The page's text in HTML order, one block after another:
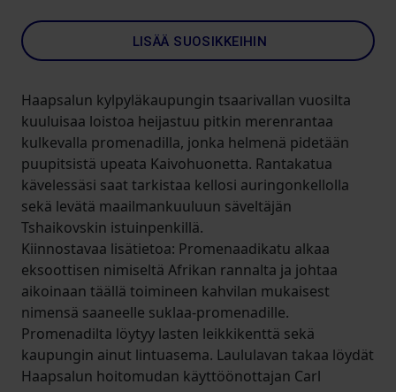
LISÄÄ SUOSIKKEIHIN
Haapsalun kylpyläkaupungin tsaarivallan vuosilta
kuuluisaa loistoa heijastuu pitkin merenrantaa
kulkevalla promenadilla, jonka helmenä pidetään
puupitsistä upeata Kaivohuonetta. Rantakatua
kävelessäsi saat tarkistaa kellosi auringonkellolla
sekä levätä maailmankuuluun säveltäjän
Tshaikovskin istuinpenkillä.
Kiinnostavaa lisätietoa: Promenaadikatu alkaa
eksoottisen nimiseltä Afrikan rannalta ja johtaa
aikoinaan täällä toimineen kahvilan mukaisest
nimensä saaneelle suklaa-promenadille.
Promenadilta löytyy lasten leikkikenttä sekä
kaupungin ainut lintuasema. Laululavan takaa löydät
Haapsalun hoitomudan käyttöönottajan Carl